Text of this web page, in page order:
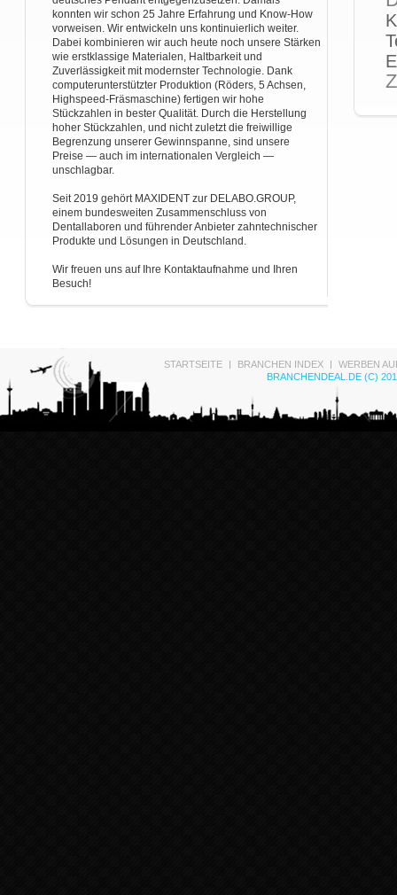
konnten wir schon 25 Jahre Erfahrung und Know-How
vorweisen. Wir entwickeln uns kontinuierlich weiter.
Dabei kombinieren wir auch heute noch unsere Stärken
wie erstklassige Materialen, Haltbarkeit und
Zuverlässigkeit mit modernster Technologie. Dank
computerunterstützter Produktion (Röders, 5 Achsen,
Highspeed-Fräsmaschine) fertigen wir hohe
Stückzahlen in bester Qualität. Durch die Herstellung
hoher Stückzahlen, und nicht zuletzt die freiwillige
Begrenzung unserer Gewinnspanne, sind unsere
Preise — auch im internationalen Vergleich —
unschlagbar.
Seit 2019 gehört MAXIDENT zur DELABO.GROUP,
einem bundesweiten Zusammenschluss von
Dentallaboren und führender Anbieter zahntechnischer
Produkte und Lösungen in Deutschland.
Wir freuen uns auf Ihre Kontaktaufnahme und Ihren
Besuch!
STARTSEITE BRANCHEN INDEX
WERBEN
BRANCHENDEAL.DE (C)